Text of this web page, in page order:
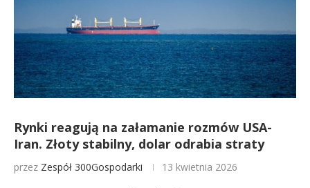
Rynki reagują na załamanie rozmów USA-
Iran. Złoty stabilny, dolar odrabia straty
przez Zespół 300Gospodarki 13 kwietnia 2026